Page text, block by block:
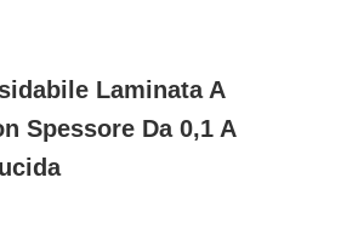
Laminata A
Spessore Da 0,1 A